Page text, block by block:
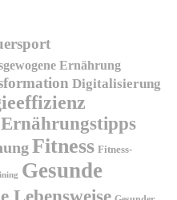
Ernährung
Digitalisierung
Ernährungstipps
Fitness Fitness-
Gesunde